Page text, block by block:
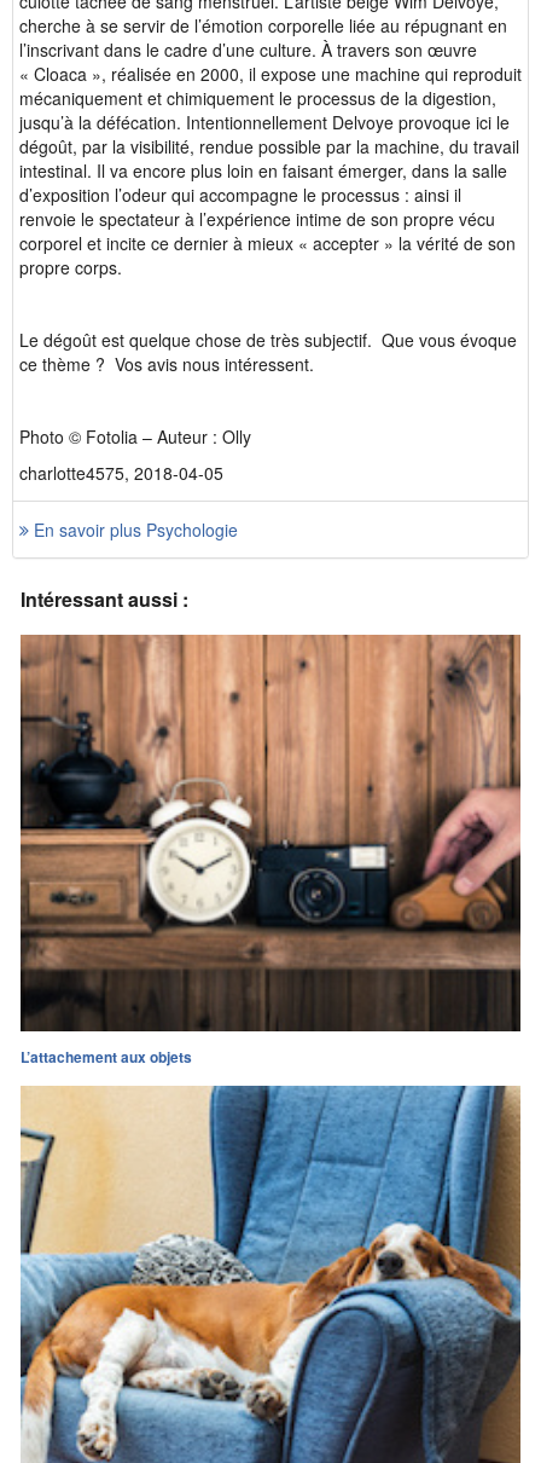
cherche à se servir de l’émotion corporelle liée au répugnant en
l’inscrivant dans le cadre d’une culture. À travers son œuvre
« Cloaca », réalisée en 2000, il expose une machine qui reproduit
mécaniquement et chimiquement le processus de la digestion,
jusqu’à la défécation. Intentionnellement Delvoye provoque ici le
dégoût, par la visibilité, rendue possible par la machine, du travail
intestinal. Il va encore plus loin en faisant émerger, dans la salle
d’exposition l’odeur qui accompagne le processus : ainsi il
renvoie le spectateur à l’expérience intime de son propre vécu
corporel et incite ce dernier à mieux « accepter » la vérité de son
propre corps.
Le dégoût est quelque chose de très subjectif. Que vous évoque
ce thème ? Vos avis nous intéressent.
Photo © Fotolia – Auteur : Olly
charlotte4575, 2018-04-05
En savoir plus Psychologie
Intéressant aussi :
L’attachement aux objets